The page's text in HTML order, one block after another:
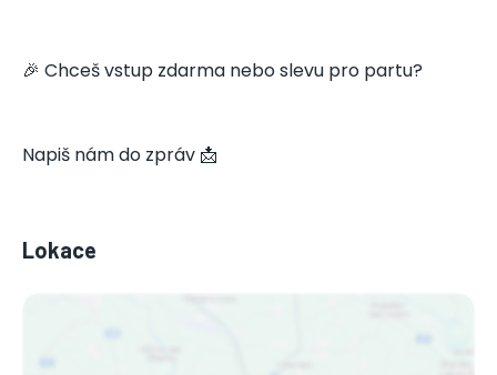
🎉 Chceš vstup zdarma nebo slevu pro partu?
Napiš nám do zpráv 📩
Lokace